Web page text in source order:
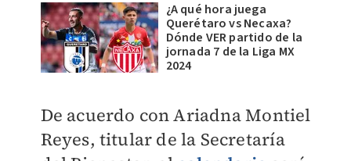
¿A qué hora juega
Querétaro vs Necaxa?
Dónde VER partido de la
jornada 7 de la Liga MX
2024
De acuerdo con Ariadna Montiel
Reyes, titular de la Secretaría